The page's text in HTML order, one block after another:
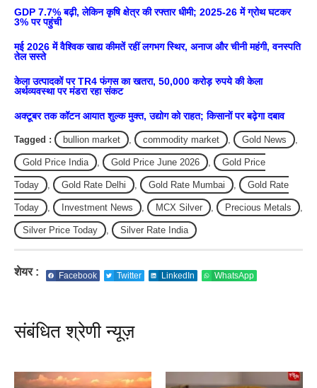
GDP 7.7% बढ़ी, लेकिन कृषि क्षेत्र की रफ्तार धीमी; 2025-26 में ग्रोथ घटकर
3% पर पहुंची
मई 2026 में वैश्विक खाद्य कीमतें रहीं लगभग स्थिर, अनाज और चीनी महंगी, वनस्पति
तेल सस्ते
केला उत्पादकों पर TR4 फंगस का खतरा, 50,000 करोड़ रुपये की केला
अर्थव्यवस्था पर मंडरा रहा संकट
अक्टूबर तक कॉटन आयात शुल्क मुक्त, उद्योग को राहत; किसानों पर बढ़ेगा दबाव
Tagged : bullion market , commodity market , Gold News ,
Gold Price India , Gold Price June 2026 , Gold Price
Today , Gold Rate Delhi , Gold Rate Mumbai , Gold Rate
Today , Investment News , MCX Silver , Precious Metals ,
Silver Price Today , Silver Rate India
शेयर : Facebook Twitter LinkedIn WhatsApp
संबंधित श्रेणी न्यूज़